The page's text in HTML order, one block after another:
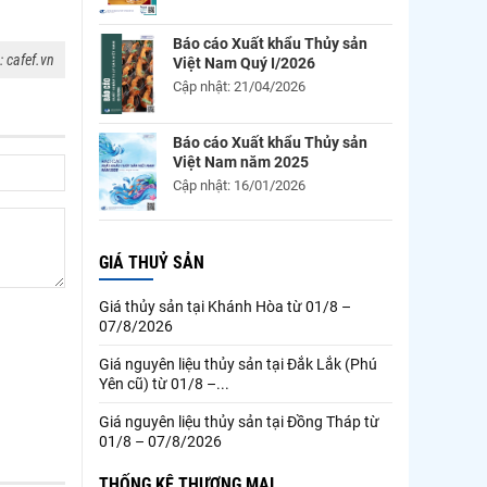
cafef.vn
Báo cáo Xuất khẩu Thủy sản
Việt Nam Quý I/2026
Cập nhật: 21/04/2026
Báo cáo Xuất khẩu Thủy sản
Việt Nam năm 2025
Cập nhật: 16/01/2026
GIÁ THUỶ SẢN
Giá thủy sản tại Khánh Hòa từ 01/8 –
07/8/2026
Giá nguyên liệu thủy sản tại Đắk Lắk (Phú
Yên cũ) từ 01/8 –...
Giá nguyên liệu thủy sản tại Đồng Tháp từ
01/8 – 07/8/2026